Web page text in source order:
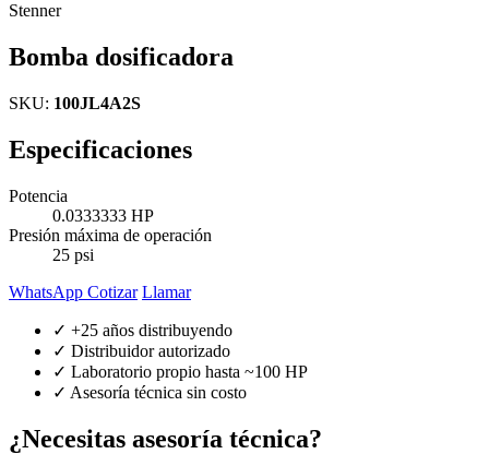
Stenner
Bomba dosificadora
SKU: 100JL4A2S
Especificaciones
Potencia
0.0333333 HP
Presión máxima de operación
25 psi
WhatsApp Cotizar Llamar
✓ +25 años distribuyendo
✓ Distribuidor autorizado
✓ Laboratorio propio hasta ~100 HP
✓ Asesoría técnica sin costo
¿Necesitas asesoría técnica?